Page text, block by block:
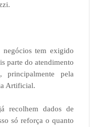
negócios tem exigido
parte do atendimento
principalmente pela
Artificial.
recolhem dados de
só reforça o quanto